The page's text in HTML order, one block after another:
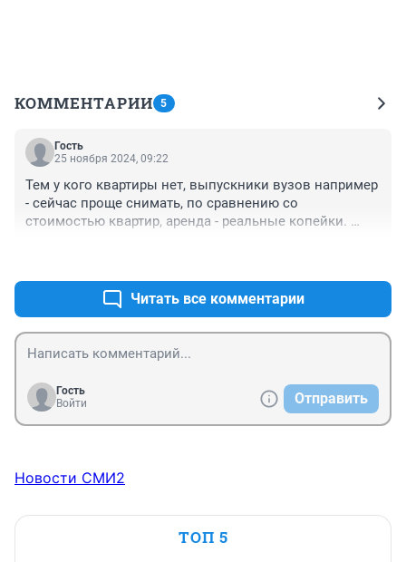
КОММЕНТАРИИ 5
Гость
25 ноября 2024, 09:22
Тем у кого квартиры нет, выпускники вузов например
- сейчас проще снимать, по сравнению со
стоимостью квартир, аренда - реальные копейки.
хватит, потом можно и обустраиваться постепенно
Читать все комментарии
Гость
Войти
Отправить
Новости СМИ2
ТОП 5